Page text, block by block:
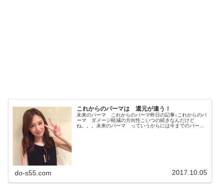
これからのパーマは 還元が違う！
未来のパーマ これからのパーマ昨日の記事↓これからのパ
ーマ ダメージ軽減の方向性こいつの続きなんだけど
ね。。。未来のパーマ っていうからには今までのパーマ
do-s55.com 2017.10.05